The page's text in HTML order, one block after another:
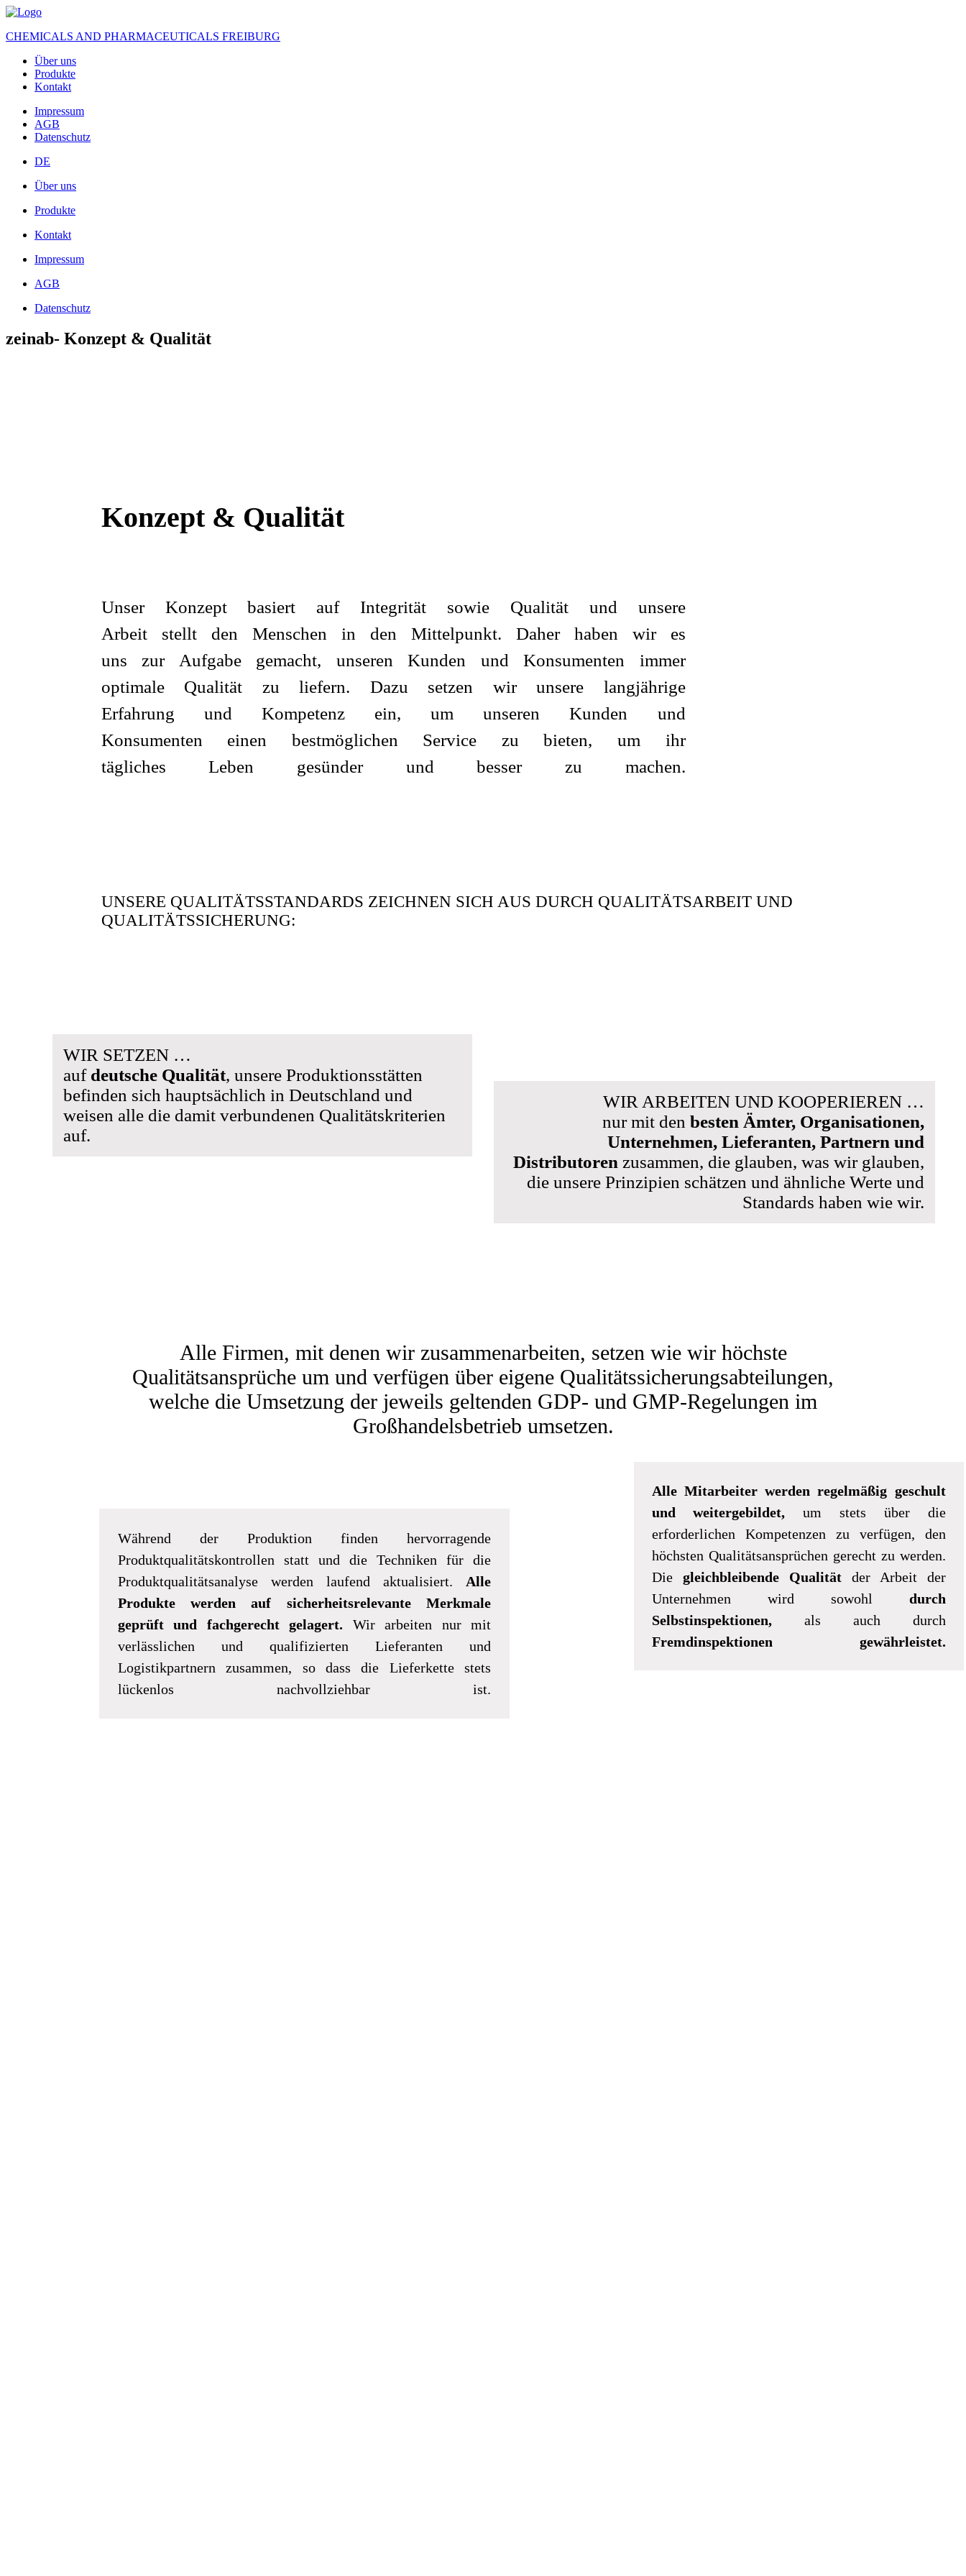
CHEMICALS AND PHARMACEUTICALS FREIBURG
Über uns
Produkte
Kontakt
Impressum
AGB
Datenschutz
DE
Über uns
Produkte
Kontakt
Impressum
AGB
Datenschutz
zeinab- Konzept & Qualität
Konzept & Qualität
Unser Konzept basiert auf Integrität sowie Qualität und unsere
Arbeit stellt den Menschen in den Mittelpunkt. Daher haben wir es
uns zur Aufgabe gemacht, unseren Kunden und Konsumenten immer
optimale Qualität zu liefern. Dazu setzen wir unsere langjährige
Erfahrung und Kompetenz ein, um unseren Kunden und
Konsumenten einen bestmöglichen Service zu bieten, um ihr
tägliches Leben gesünder und besser zu machen.
UNSERE QUALITÄTSSTANDARDS ZEICHNEN SICH AUS DURCH QUALITÄTSARBEIT UND
QUALITÄTSSICHERUNG:
WIR SETZEN …
auf deutsche Qualität, unsere Produktionsstätten
befinden sich hauptsächlich in Deutschland und
weisen alle die damit verbundenen Qualitätskriterien
auf.
WIR ARBEITEN UND KOOPERIEREN …
nur mit denbesten Ämter, Organisationen,
Unternehmen, Lieferanten, Partnern und
Distributoren zusammen, die glauben, was wir glauben,
die unsere Prinzipien schätzen und ähnliche Werte und
Standards haben wie wir.
Alle Firmen, mit denen wir zusammenarbeiten, setzen wie wir höchste
Qualitätsansprüche um und verfügen über eigene Qualitätssicherungsabteilungen,
welche die Umsetzung der jeweils geltenden GDP- und GMP-Regelungen im
Großhandelsbetrieb umsetzen.
Während der Produktion finden hervorragende
Produktqualitätskontrollen statt und die Techniken für die
Produktqualitätsanalyse werden laufend aktualisiert. Alle
Produkte werden auf sicherheitsrelevante Merkmale
geprüft und fachgerecht gelagert. Wir arbeiten nur mit
verlässlichen und qualifizierten Lieferanten und
Logistikpartnern zusammen, so dass die Lieferkette stets
lückenlos nachvollziehbar ist.
Alle Mitarbeiter werden regelmäßig geschult
und weitergebildet, um stets über die
erforderlichen Kompetenzen zu verfügen, den
höchsten Qualitätsansprüchen gerecht zu werden.
Die gleichbleibende Qualitätder Arbeit der
Unternehmen wird sowohl durch
Selbstinspektionen,als auch durch
Fremdinspektionen gewährleistet.